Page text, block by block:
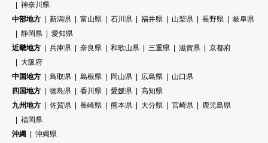
神奈川県
中部地方
新潟県 富山県 石川県 福井県 山梨県 長野県
岐阜県
静岡県
愛知県
近畿地方
兵庫県 奈良県 和歌山県 三重県 滋賀県
京都府
大阪府
中国地方
鳥取県 島根県 岡山県 広島県
山口県
四国地方
徳島県 香川県 愛媛県
高知県
九州地方
佐賀県 長崎県 熊本県 大分県 宮崎県
鹿児島県
福岡県
沖縄
沖縄県